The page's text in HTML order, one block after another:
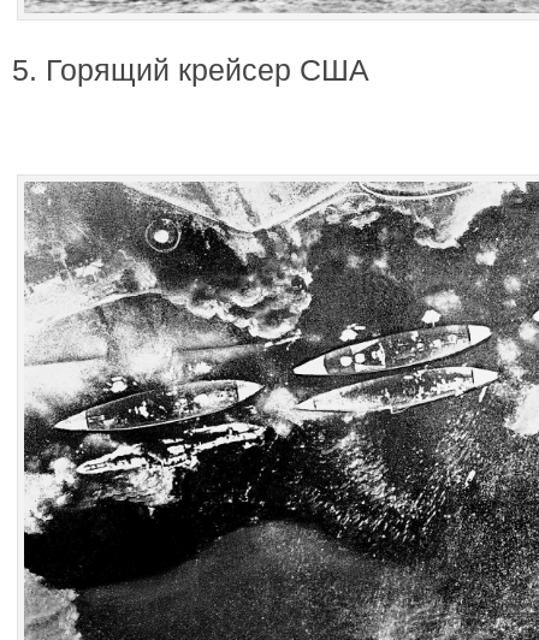
5. Горящий крейсер США